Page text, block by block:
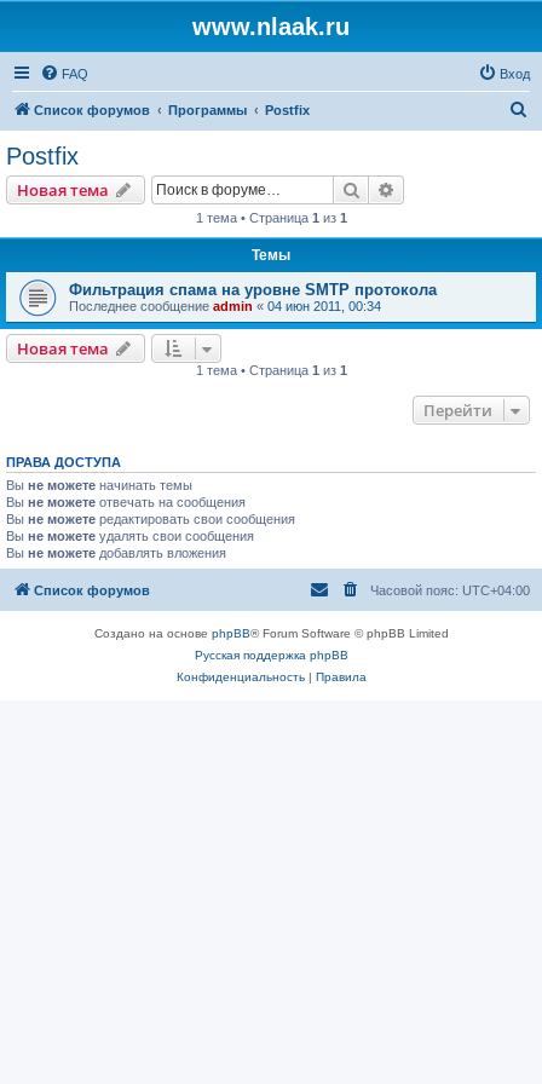
www.nlaak.ru
FAQ Вход
Список форумов Программы Postfix
Postfix
Новая тема Поиск
1 тема • Страница 1 из 1
Темы
Фильтрация спама на уровне SMTP протокола
Последнее сообщение admin « 04 июн 2011, 00:34
Новая тема
1 тема • Страница 1 из 1
Перейти
ПРАВА ДОСТУПА
Вы не можете начинать темы
Вы не можете отвечать на сообщения
Вы не можете редактировать свои сообщения
Вы не можете удалять свои сообщения
Вы не можете добавлять вложения
Список форумов Часовой пояс: UTC+04:00
Создано на основе phpBB® Forum Software © phpBB Limited
Русская поддержка phpBB
Конфиденциальность| Правила